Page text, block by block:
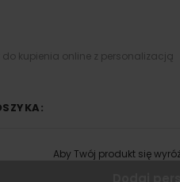
do kupienia online z personalizacją
Aby Twój produkt się